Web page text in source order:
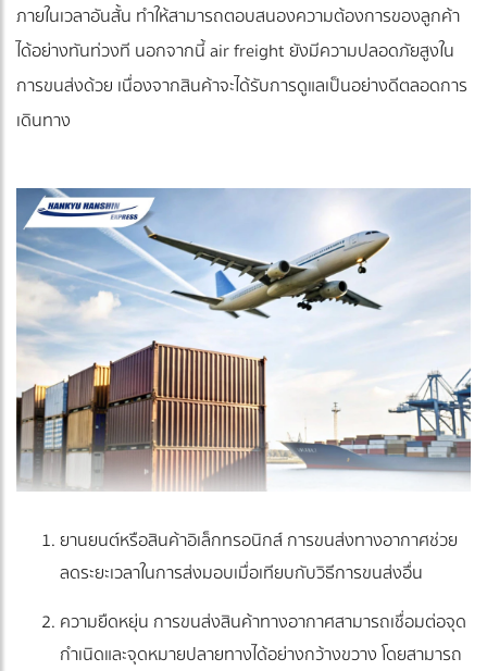
ภายในเวลาอันสั้น ทำให้สามารถตอบสนองความต้องการของลูกค้า
ได้อย่างทันท่วงที นอกจากนี้ air freight ยังมีความปลอดภัยสูงใน
การขนส่งด้วย เนื่องจากสินค้าจะได้รับการดูแลเป็นอย่างดีตลอดการ
เดินทาง
ยานยนต์หรือสินค้าอิเล็กทรอนิกส์ การขนส่งทางอากาศช่วย
ลดระยะเวลาในการส่งมอบเมื่อเทียบกับวิธีการขนส่งอื่น
ความยืดหยุ่น การขนส่งสินค้าทางอากาศสามารถเชื่อมต่อจุด
กำเนิดและจุดหมายปลายทางได้อย่างกว้างขวาง โดยสามารถ